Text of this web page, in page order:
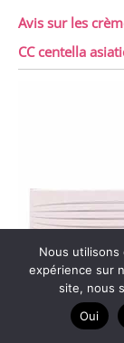
Avis sur les
CC centella
Nous utilisons
expérience sur
site, nous
Oui